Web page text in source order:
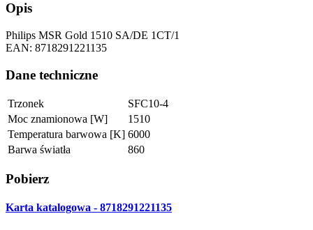
Opis
Philips MSR Gold 1510 SA/DE 1CT/1
EAN: 8718291221135
Dane techniczne
Trzonek
SFC10-4
Moc znamionowa [W]
1510
Temperatura barwowa [K] 6000
Barwa światła
860
Pobierz
Karta katalogowa - 8718291221135